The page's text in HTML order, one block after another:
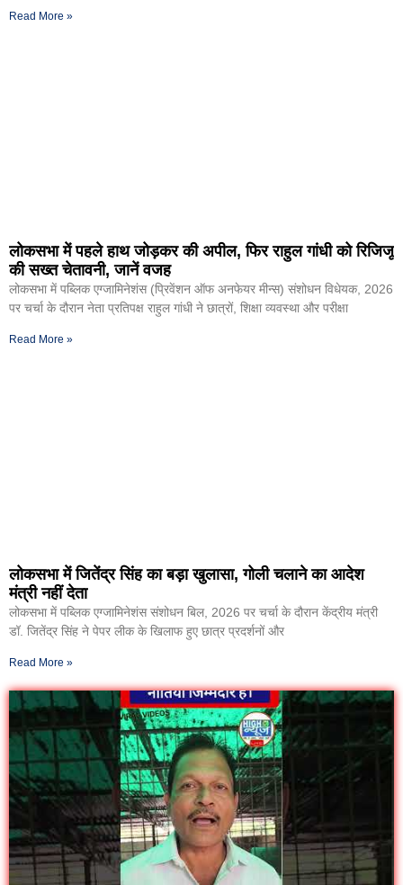
Read More »
लोकसभा में पहले हाथ जोड़कर की अपील, फिर राहुल गांधी को रिजिजू
की सख्त चेतावनी, जानें वजह
लोकसभा में पब्लिक एग्जामिनेशंस (प्रिवेंशन ऑफ अनफेयर मीन्स) संशोधन विधेयक, 2026
पर चर्चा के दौरान नेता प्रतिपक्ष राहुल गांधी ने छात्रों, शिक्षा व्यवस्था और परीक्षा
Read More »
लोकसभा में जितेंद्र सिंह का बड़ा खुलासा, गोली चलाने का आदेश
मंत्री नहीं देता
लोकसभा में पब्लिक एग्जामिनेशंस संशोधन बिल, 2026 पर चर्चा के दौरान केंद्रीय मंत्री
डॉ. जितेंद्र सिंह ने पेपर लीक के खिलाफ हुए छात्र प्रदर्शनों और
Read More »